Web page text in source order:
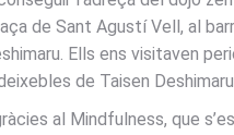
de Sant Agustí Vell, al
Ells ens visitaven
de Taisen
al Mindfulness, que